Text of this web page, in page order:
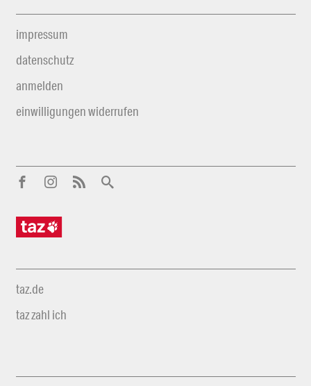
impressum
datenschutz
anmelden
einwilligungen widerrufen
taz.de
taz zahl ich